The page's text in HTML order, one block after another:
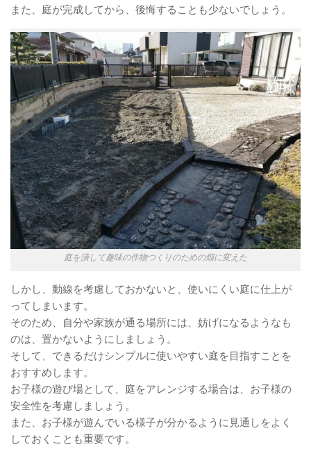
また、庭が完成してから、後悔することも少ないでしょう。
庭を潰して趣味の作物つくりのための畑に変えた
しかし、動線を考慮しておかないと、使いにくい庭に仕上が
ってしまいます。
そのため、自分や家族が通る場所には、妨げになるようなも
のは、置かないようにしましょう。
そして、できるだけシンプルに使いやすい庭を目指すことを
おすすめします。
お子様の遊び場として、庭をアレンジする場合は、お子様の
安全性を考慮しましょう。
また、お子様が遊んでいる様子が分かるように見通しをよく
しておくことも重要です。